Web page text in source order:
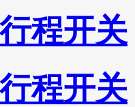
程开关
程开关